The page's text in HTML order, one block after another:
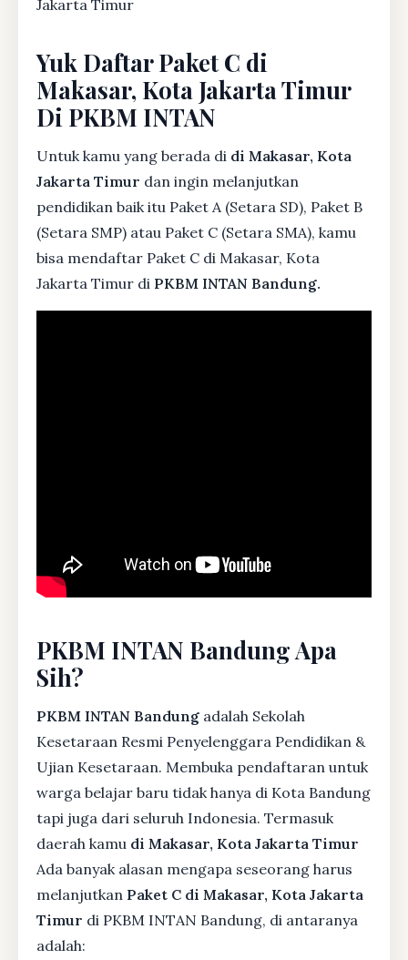
Jakarta Timur
Yuk Daftar Paket C di
Makasar, Kota Jakarta Timur
Di PKBM INTAN
Untuk kamu yang berada di di Makasar, Kota
Jakarta Timur dan ingin melanjutkan
pendidikan baik itu Paket A (Setara SD), Paket B
(Setara SMP) atau Paket C (Setara SMA), kamu
bisa mendaftar Paket C di Makasar, Kota
Jakarta Timur di PKBM INTAN Bandung.
PKBM INTAN Bandung Apa
Sih?
PKBM INTAN Bandung adalah Sekolah
Kesetaraan Resmi Penyelenggara Pendidikan &
Ujian Kesetaraan. Membuka pendaftaran untuk
warga belajar baru tidak hanya di Kota Bandung
tapi juga dari seluruh Indonesia. Termasuk
daerah kamu di Makasar, Kota Jakarta Timur
Ada banyak alasan mengapa seseorang harus
melanjutkan Paket C di Makasar, Kota Jakarta
Timur di PKBM INTAN Bandung, di antaranya
adalah: